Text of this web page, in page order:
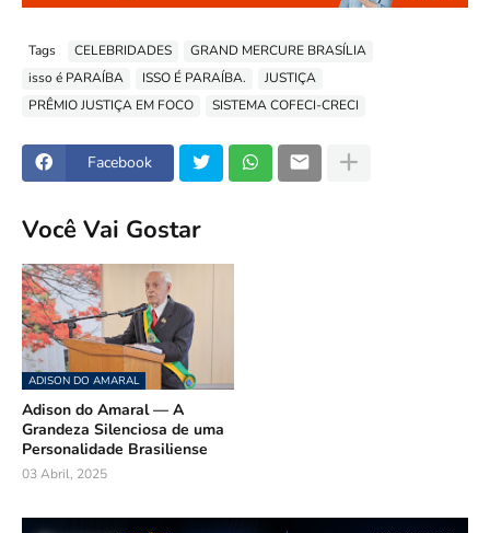
Tags CELEBRIDADES
GRAND MERCURE BRASÍLIA
isso é PARAÍBA
ISSO É PARAÍBA.
JUSTIÇA
PRÊMIO JUSTIÇA EM FOCO
SISTEMA COFECI-CRECI
Facebook
Você Vai Gostar
ADISON DO AMARAL
Adison do Amaral — A
Grandeza Silenciosa de uma
Personalidade Brasiliense
03 Abril, 2025